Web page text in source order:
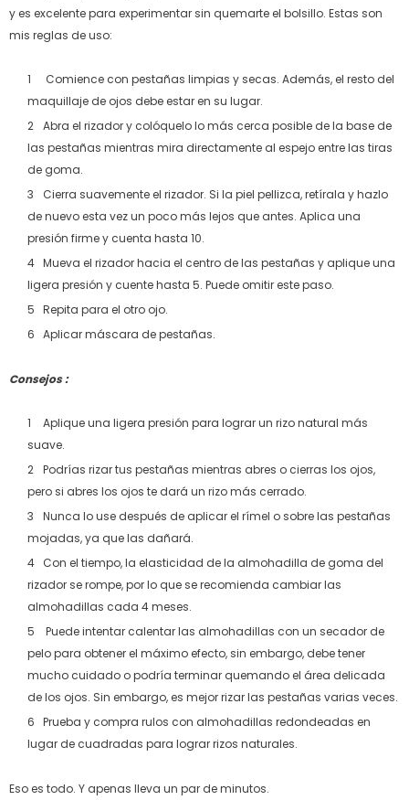
y es excelente para experimentar sin quemarte el bolsillo. Estas son
mis reglas de uso:
Comience con pestañas limpias y secas. Además, el resto del
maquillaje de ojos debe estar en su lugar.
Abra el rizador y colóquelo lo más cerca posible de la base de
las pestañas mientras mira directamente al espejo entre las tiras
de goma.
Cierra suavemente el rizador. Si la piel pellizca, retírala y hazlo
de nuevo esta vez un poco más lejos que antes. Aplica una
presión firme y cuenta hasta 10.
Mueva el rizador hacia el centro de las pestañas y aplique una
ligera presión y cuente hasta 5. Puede omitir este paso.
Repita para el otro ojo.
Aplicar máscara de pestañas.
Consejos :
Aplique una ligera presión para lograr un rizo natural más
suave.
Podrías rizar tus pestañas mientras abres o cierras los ojos,
pero si abres los ojos te dará un rizo más cerrado.
Nunca lo use después de aplicar el rímel o sobre las pestañas
mojadas, ya que las dañará.
Con el tiempo, la elasticidad de la almohadilla de goma del
rizador se rompe, por lo que se recomienda cambiar las
almohadillas cada 4 meses.
Puede intentar calentar las almohadillas con un secador de
pelo para obtener el máximo efecto, sin embargo, debe tener
mucho cuidado o podría terminar quemando el área delicada
de los ojos. Sin embargo, es mejor rizar las pestañas varias veces.
Prueba y compra rulos con almohadillas redondeadas en
lugar de cuadradas para lograr rizos naturales.
Eso es todo. Y apenas lleva un par de minutos.